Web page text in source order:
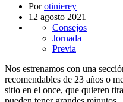
Porotinierey
12 agosto 2021
Consejos
Jornada
Previa
Nos estrenamos con una
recomendables de 23 años o
sitio en el once, que quieren